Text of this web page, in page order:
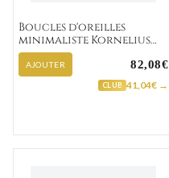
Boucles d'oreilles
minimaliste Kornelius
carrées
AJOUTER 82,08€
CLUB 41,04€ →